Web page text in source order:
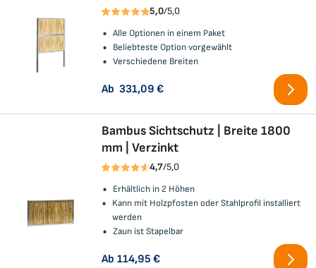
Blumenkästen
Fassadenverkleidung
Chill Line Bewertung:
5,0/5,0
Alle Optionen in einem Paket
Beliebteste Option vorgewählt
Verschiedene Breiten
Ab 331,09 €
Bambus Sichtschutz | Breite 1800
mm | Verzinkt
Bewertung:
4,7/5,0
Erhältlich in 2 Höhen
Kann mit Holzpfosten oder Stahlprofil installiert
werden
Zaun ist Stapelbar
Ab 114,95 €